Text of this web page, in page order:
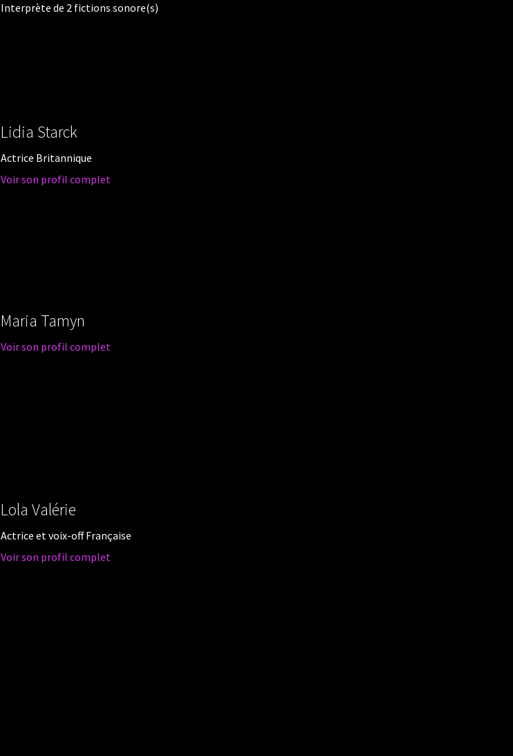
Interprète de 2 fictions sonore(s)
Lidia Starck
Actrice Britannique
Voir son profil complet
Maria Tamyn
Voir son profil complet
Lola Valérie
Actrice et voix-off Française
Voir son profil complet